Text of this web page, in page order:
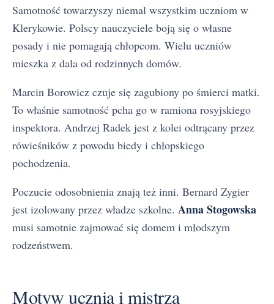
Samotność towarzyszy niemal wszystkim uczniom w
Klerykowie. Polscy nauczyciele boją się o własne
posady i nie pomagają chłopcom. Wielu uczniów
mieszka z dala od rodzinnych domów.
Marcin Borowicz czuje się zagubiony po śmierci matki.
To właśnie samotność pcha go w ramiona rosyjskiego
inspektora. Andrzej Radek jest z kolei odtrącany przez
rówieśników z powodu biedy i chłopskiego
pochodzenia.
Poczucie odosobnienia znają też inni. Bernard Zygier
jest izolowany przez władze szkolne. Anna Stogowska
musi samotnie zajmować się domem i młodszym
rodzeństwem.
Motyw ucznia i mistrza